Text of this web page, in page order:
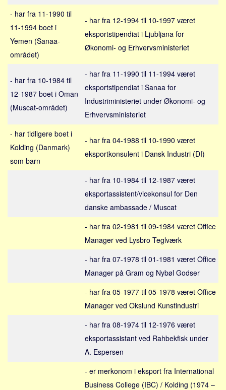
Bolig
Virksomhed
Investering
Forbrug
Social sikring og sundhed
Transport
Alle
Aspekter
Køb og salg
- har fra 11-1990 til
11-1994 boet i
Yemen (Sanaa-
området)
- har fra 12-1994 til 10-1997 været
eksportstipendiat i Ljubljana for
Økonomi- og Erhvervsministeriet
- har fra 10-1984 til
12-1987 boet i Oman
(Muscat-området)
- har fra 11-1990 til 11-1994 været
eksportstipendiat i Sanaa for
Industriministeriet under Økonomi- og
Erhvervsministeriet
- har tidligere boet i
Kolding (Danmark)
som barn
- har fra 04-1988 til 10-1990 været
eksportkonsulent i Dansk Industri (DI)
- har fra 10-1984 til 12-1987 været
eksportassistent/vicekonsul for Den
danske ambassade / Muscat
- har fra 02-1981 til 09-1984 været Office
Manager ved Lysbro Teglværk
- har fra 07-1978 til 01-1981 været Office
Manager på Gram og Nybøl Godser
- har fra 05-1977 til 05-1978 været Office
Manager ved Okslund Kunstindustri
- har fra 08-1974 til 12-1976 været
eksportassistant ved Rahbekfisk under
A. Espersen
- er merkonom i eksport fra International
Business College (IBC) / Kolding (1974 –